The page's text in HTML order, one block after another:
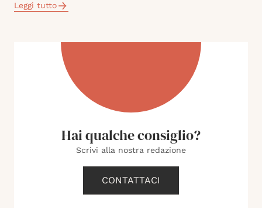
Leggi tutto
Hai qualche consiglio?
Scrivi alla nostra redazione
CONTATTACI